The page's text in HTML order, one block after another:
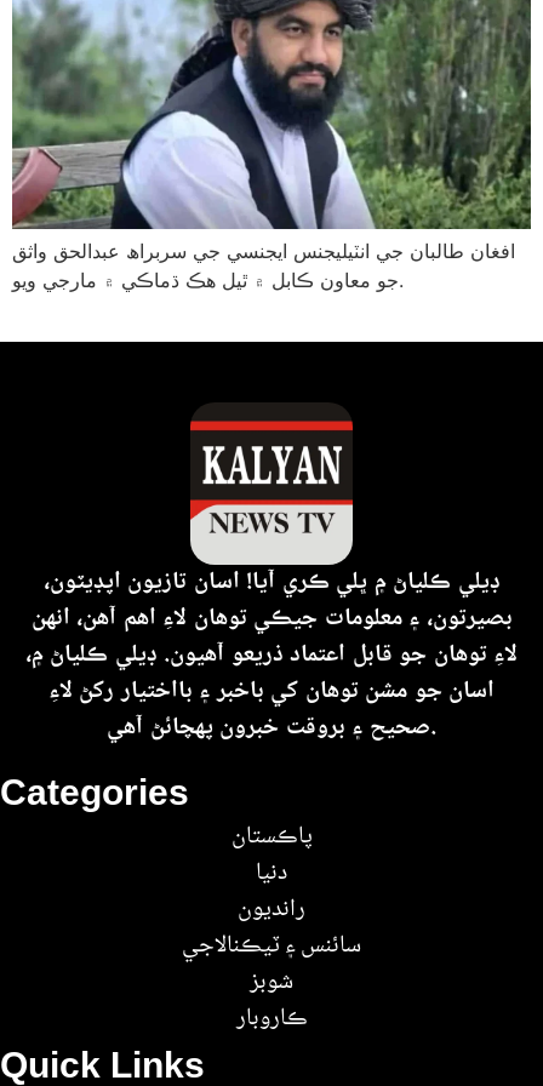
افغان طالبان جي انٽيليجنس ايجنسي جي سربراھ عبدالحق واثق
جو معاون ڪابل ۾ ٿيل هڪ ڌماڪي ۾ مارجي ويو.
Quick Links
Categories
پاڪستان
دنيا
رانديون
سائنس ۽ ٽيڪنالاجي
شوبز
ڪاروبار
ڊيلي ڪلياڻ ۾ ڀلي ڪري آيا! اسان تازيون اپڊيٽون،
بصيرتون، ۽ معلومات جيڪي توهان لاءِ اهم آهن، انهن
لاءِ توهان جو قابل اعتماد ذريعو آهيون. ڊيلي ڪلياڻ ۾،
اسان جو مشن توهان کي باخبر ۽ بااختيار رکڻ لاءِ
صحيح ۽ بروقت خبرون پهچائڻ آهي.